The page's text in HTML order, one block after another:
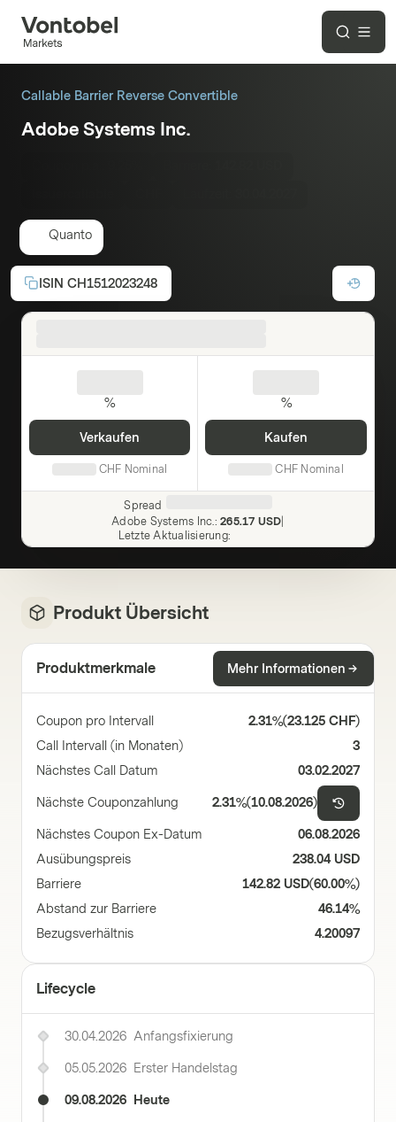
Callable Barrier Reverse Convertible
Adobe Systems Inc.
Quanto
ISIN CH1512023248
%
Verkaufen
CHF Nominal
%
Kaufen
CHF Nominal
Spread
Adobe Systems Inc.: 265.17 USD
Letzte Aktualisierung:
Produkt Übersicht
Produktmerkmale Mehr Informationen
Coupon pro Intervall 2.31%(23.125 CHF)
Call Intervall (in Monaten)
3
Nächstes Call Datum
03.02.2027
Nächste Couponzahlung 2.31%(10.08.2026)
Nächstes Coupon Ex-Datum
06.08.2026
Ausübungspreis
238.04 USD
Barriere
142.82 USD(60.00%)
Abstand zur Barriere
46.14%
Bezugsverhältnis
4.20097
Lifecycle
30.04.2026 Anfangsfixierung
05.05.2026 Erster Handelstag
09.08.2026 Heute